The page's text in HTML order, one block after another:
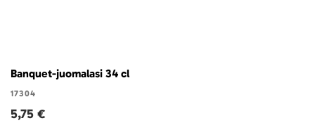
Banquet-juomalasi 34 cl
17304
5,75 €